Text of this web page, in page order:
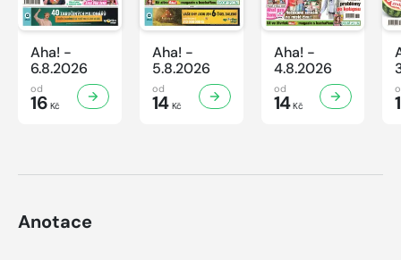
Aha! -
6.8.2026
od
16 Kč
Aha! -
5.8.2026
od
14Kč
Aha! -
4.8.2026
od
14Kč
Anotace